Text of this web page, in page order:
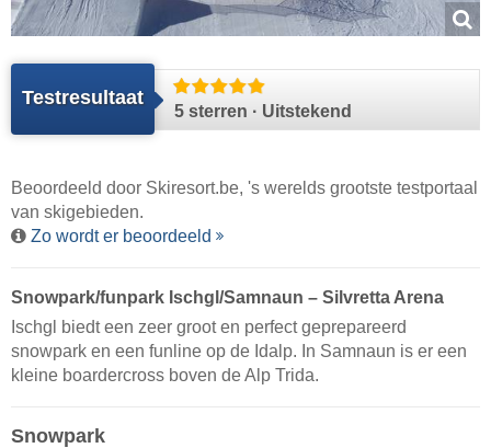
Testresultaat
5 sterren · Uitstekend
Beoordeeld door Skiresort.be, 's werelds grootste testportaal
van skigebieden.
Zo wordt er beoordeeld
Snowpark/funpark Ischgl/​Samnaun – Silvretta Arena
Ischgl biedt een zeer groot en perfect geprepareerd
snowpark en een funline op de Idalp. In Samnaun is er een
kleine boardercross boven de Alp Trida.
Snowpark